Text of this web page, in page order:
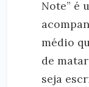
Note” é
médio
de
seja